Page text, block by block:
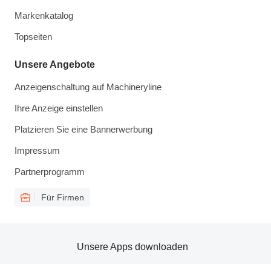
Markenkatalog
Topseiten
Unsere Angebote
Anzeigenschaltung auf Machineryline
Ihre Anzeige einstellen
Platzieren Sie eine Bannerwerbung
Impressum
Partnerprogramm
Für Firmen
Unsere Apps downloaden